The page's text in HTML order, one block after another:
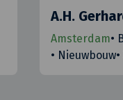
A.H.
Amsterdam•
• Nieuwbouw•